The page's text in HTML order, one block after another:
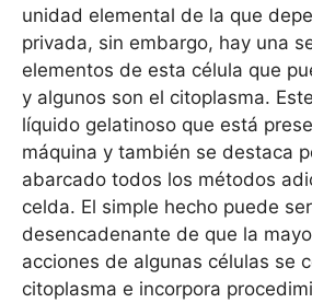
unidad elemental de la que
privada, sin embargo, hay una
elementos de esta célula que
y algunos son el citoplasma.
líquido gelatinoso que está
máquina y también se destaca
abarcado todos los métodos
celda. El simple hecho puede
desencadenante de que la
acciones de algunas células se
citoplasma e incorpora